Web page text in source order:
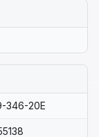
346-20E